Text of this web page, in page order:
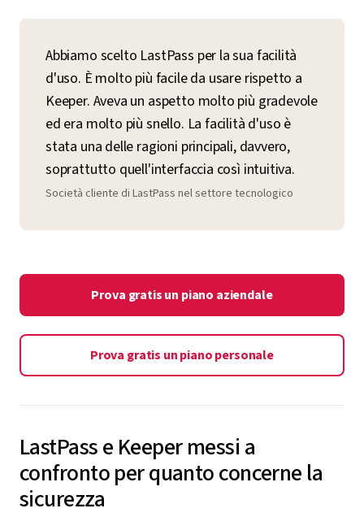
Abbiamo scelto LastPass per la sua facilità
d'uso. È molto più facile da usare rispetto a
Keeper. Aveva un aspetto molto più gradevole
ed era molto più snello. La facilità d'uso è
stata una delle ragioni principali, davvero,
soprattutto quell'interfaccia così intuitiva.
Società cliente di LastPass nel settore tecnologico
Prova gratis un piano aziendale
Prova gratis un piano personale
LastPass e Keeper messi a
confronto per quanto concerne la
sicurezza